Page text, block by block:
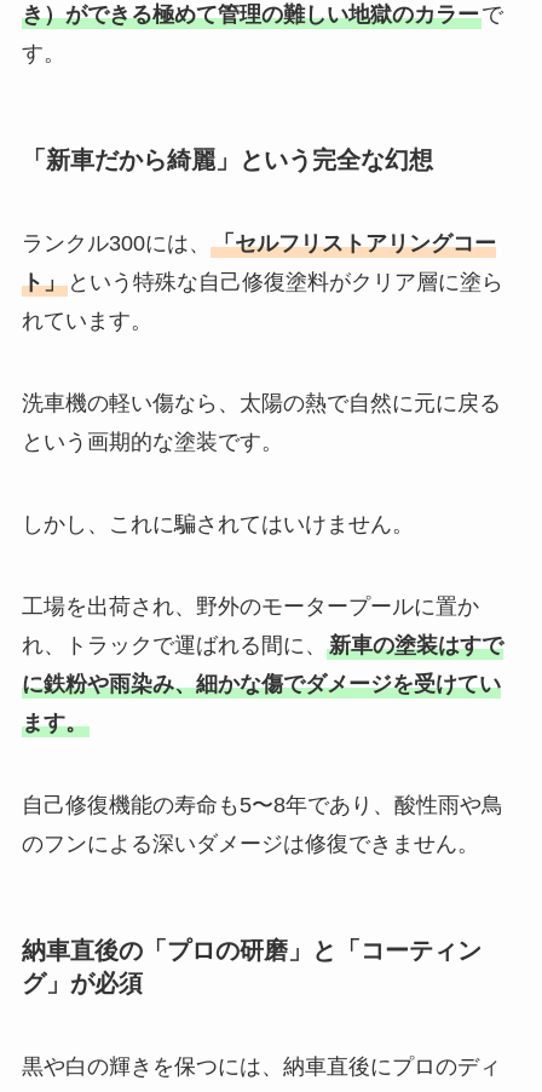
き）ができる極めて管理の難しい地獄のカラーで
す。
「新車だから綺麗」という完全な幻想
ランクル300には、 「セルフリストアリングコー
ト」という特殊な自己修復塗料がクリア層に塗ら
れています。
洗車機の軽い傷なら、太陽の熱で自然に元に戻る
という画期的な塗装です。
しかし、これに騙されてはいけません。
工場を出荷され、野外のモータープールに置か
れ、トラックで運ばれる間に、 新車の塗装はすで
に鉄粉や雨染み、細かな傷でダメージを受けてい
ます。
自己修復機能の寿命も5〜8年であり、酸性雨や鳥
のフンによる深いダメージは修復できません。
納車直後の「プロの研磨」と「コーティン
グ」が必須
黒や白の輝きを保つには、納車直後にプロのディ